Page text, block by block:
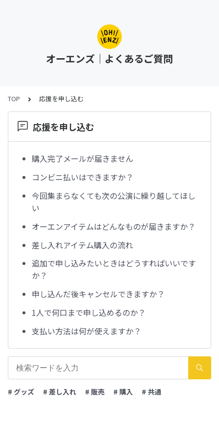
オーエンズ｜よくあるご質問
TOP 応援を申し込む
応援を申し込む
購入完了メールが届きません
コンビニ払いはできますか？
今回集まらなくても次の公演に繰り越してほし
い
オーエンアイテムはどんなものが届きますか？
差し入れアイテム購入の流れ
追加で申し込みたいときはどうすればいいです
か？
申し込んだ後キャンセルできますか？
1人で何口まで申し込めるのか？
支払い方法は何が使えますか？
# グッズ # 差し入れ # 販売 # 購入 # 共通